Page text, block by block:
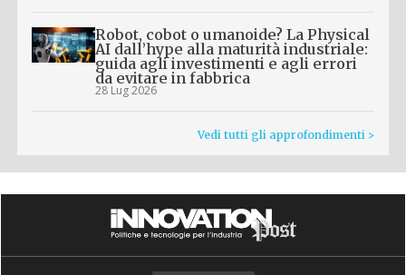
Robot, cobot o umanoide? La Physical
AI dall’hype alla maturità industriale:
guida agli investimenti e agli errori
da evitare in fabbrica
28 Lug 2026
Vedi tutti gli approfondimenti >